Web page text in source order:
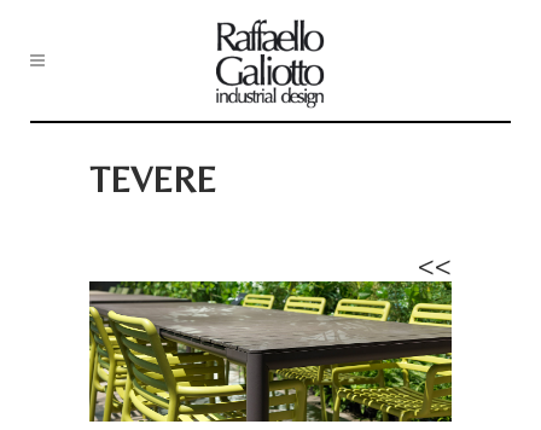
TEVERE
<<